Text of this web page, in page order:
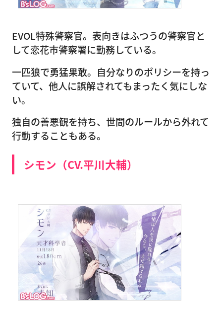
EVOL特殊警察官。表向きはふつうの警察官と
して恋花市警察署に勤務している。
一匹狼で勇猛果敢。自分なりのポリシーを持っ
ていて、他人に誤解されてもまったく気にしな
い。
独自の善悪観を持ち、世間のルールから外れて
行動することもある。
シモン（CV.平川大輔）